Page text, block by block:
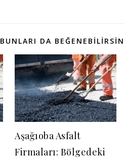
BUNLARI DA
Aşağıoba Asfalt
Firmaları: Bölgedeki